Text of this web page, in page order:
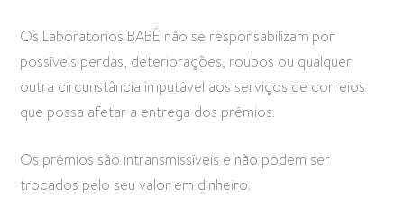
Os Laboratorios BABÉ não se responsabilizam por
possíveis perdas, deteriorações, roubos ou qualquer
outra circunstância imputável aos serviços de correios
que possa afetar a entrega dos prémios.
Os prémios são intransmissíveis e não podem ser
trocados pelo seu valor em dinheiro.